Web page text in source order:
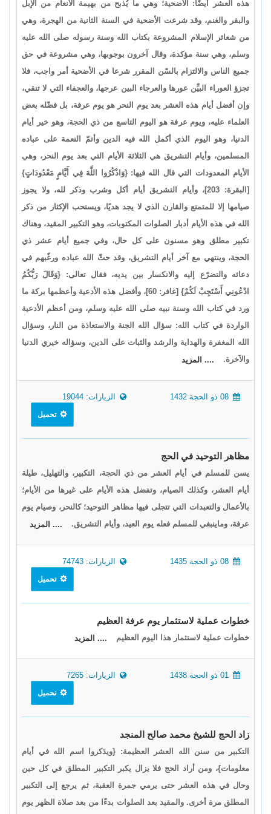
هذه العشر أيضًا: الأضحية؛ وهي ما يُذبح من بهيمة الأنعام من الإبل
والبقر والغنم، وقد شرعت الأضحية في السنة الثانية من الهجرة، وهي
من شعائر الإسلام المشروعة بكتاب الله وسنة رسوله صلى الله عليه
وسلم، وهي سنة مؤكدة، وقال آخرون بوجوبها، وهي مشروعة في حق
جميع الناس والالتزام بالسّن المقرر شرعا في الأضحية أمر واجب، فلا
تجزؤ العوراء البيِّن عورها والعرجاء البين عرجها، والعجفاء التي لا تنقي،
وإن أفضل أيام هذه العشر بعد يوم النحر هو يوم عرفة، بل فضّله بعض
العلماء عليه، ويوم عرفة هو اليوم التاسع من ذي الحجة، وهو خير أيام
الدنيا، وهو اليوم الذي أكمل الله فيه الدين وأتمّ النعمة على عباده
المسلمين، وأيام التشريق هي الثلاثة الأيام التي بعد يوم النحر، وهي
الأيام المعدودات التي قال الله فيها: {وَاذْكُرُوا اللَّهَ فِي أَيَّامٍ مَعْدُودَاتٍ}
[البقرة: 203]، وأيام التشريق أيام أكل وشرب وذكر لله، ولا يجوز
صيامها إلا للمتمتع والقارن الذي لا يجد هديًا، ويستحب الإكثار من ذكر
الله في هذه الأيام أدبار الصلوات المكتوبات، وهو التكبير المقيد، وهناك
تكبير مطلق وهو مسنون على كل حال، وفي جميع أيام عشر ذي
الحجة، وينتهي مع آخر أيام التشريق، وقد حثّ الله عباده ورغّبهم في
دعائه والتضرّع إليه والانكسار بين يديه، فقال تعالى: {وَقَالَ رَبُّكُمُ
ادْعُونِي أَسْتَجِبْ لَكُمْ} [غافر: 60]، وأفضل هذه الأدعية وأعظمها بركة ما
ورد في كتاب الله وسنة نبيه صلى الله عليه وسلم، ومن أعظم الأدعية
الواردة في كتاب الله: سؤال الله الجنة والاستعاذة من النار، وسؤال
الله المغفرة والهداية والرشد والثبات على الدين، وسؤاله خيري الدنيا
والآخرة.
.... المزيد
الزيارات: 19044
تحميل
مظاهر التوحيد في الحج
يسن للمسلم في أيام العشر من ذي الحجة، التكبير، والتهليل، طيلة
أيام العشر، وكذلك الصيام، وتفضل هذه الأيام على غيرها من الأيام؛
بالأعمال والتعبدات التي تتجلى فيها مظاهر التوحيد؛ كالنحر، وصيام يوم
عرفة، وماينبغي للمسلم فعله يوم العيد، وأيام التشريق.
.... المزيد
الزيارات: 74743
تحميل
خطوات عملية لاستثمار يوم عرفة العظيم
خطوات عملية لاستثمار هذا اليوم العظيم .... المزيد
الزيارات: 7265
تحميل
زاد الحج للشيخ محمد صالح المنجد
التكبير من سنن الله العشر العظيمة: {ويذكروا اسم الله في أيام
معلومات}، ومن أراد الحج فلا يزال يكبر التكبير المطلق في كل حين
وحال في هذه العشر حتى يرمي جمرة العقبة، ثم يرجع إلى التكبير
المطلق مرة أخرى. والمقيد بعد الصلوات بدءًا من بعد صلاة الظهر يوم